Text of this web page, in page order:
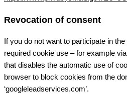
Revocation of consent
If you do not want to participate in
required cookie use – for example
that disables the automatic use of
browser to block cookies from the
‘googleleadservices.com’.